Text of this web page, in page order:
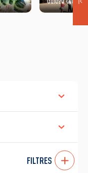
FILTRES